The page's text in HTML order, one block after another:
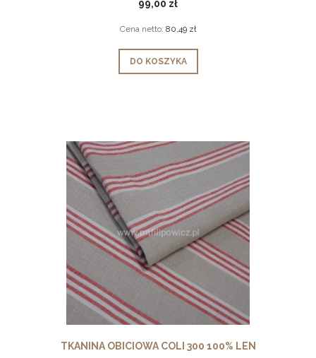
99,00 zł
Cena netto: 80,49 zł
DO KOSZYKA
TKANINA OBICIOWA COLI 300 100% LEN